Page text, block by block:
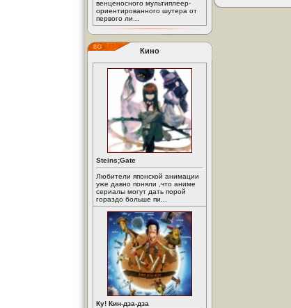
венценосного мультиплеер-
ориентированного шутера от
первого ли...
Кино
Steins;Gate
Любители японской анимации
уже давно поняли ,что аниме
сериалы могут дать порой
гораздо больше пи...
Ку! Кин-дза-дза